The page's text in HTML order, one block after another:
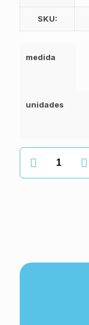
SKU:
medida
unidades
Erabilera
izara